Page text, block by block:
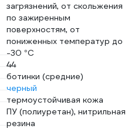
загрязнений, от скольжения
по зажиренным
поверхностям, от
пониженных температур до
-30 °C
44
ботинки (средние)
черный
термоустойчивая кожа
ПУ (полиуретан), нитрильная
резина